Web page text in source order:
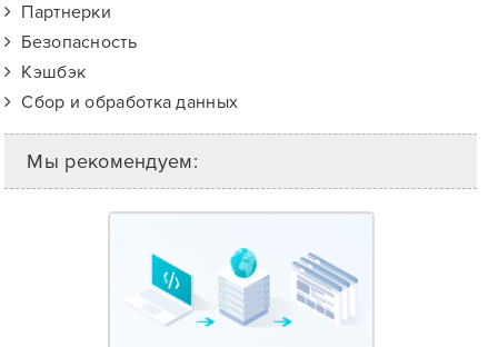
Партнерки
Безопасность
Кэшбэк
Сбор и обработка данных
Мы рекомендуем: